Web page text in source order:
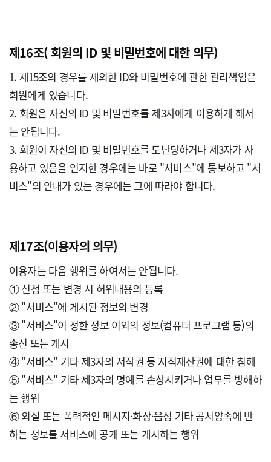
제16조( 회원의 ID 및 비밀번호에 대한 의무)
1. 제15조의 경우를 제외한 ID와 비밀번호에 관한 관리책임은
회원에게 있습니다.
2. 회원은 자신의 ID 및 비밀번호를 제3자에게 이용하게 해서
는 안됩니다.
3. 회원이 자신의 ID 및 비밀번호를 도난당하거나 제3자가 사
용하고 있음을 인지한 경우에는 바로 "서비스"에 통보하고 "서
비스"의 안내가 있는 경우에는 그에 따라야 합니다.
제17조(이용자의 의무)
이용자는 다음 행위를 하여서는 안됩니다.
① 신청 또는 변경 시 허위내용의 등록
② "서비스"에 게시된 정보의 변경
③ "서비스"이 정한 정보 이외의 정보(컴퓨터 프로그램 등)의
송신 또는 게시
④ "서비스" 기타 제3자의 저작권 등 지적재산권에 대한 침해
⑤ "서비스" 기타 제3자의 명예를 손상시키거나 업무를 방해하
는 행위
⑥ 외설 또는 폭력적인 메시지·화상·음성 기타 공서양속에 반
하는 정보를 서비스에 공개 또는 게시하는 행위